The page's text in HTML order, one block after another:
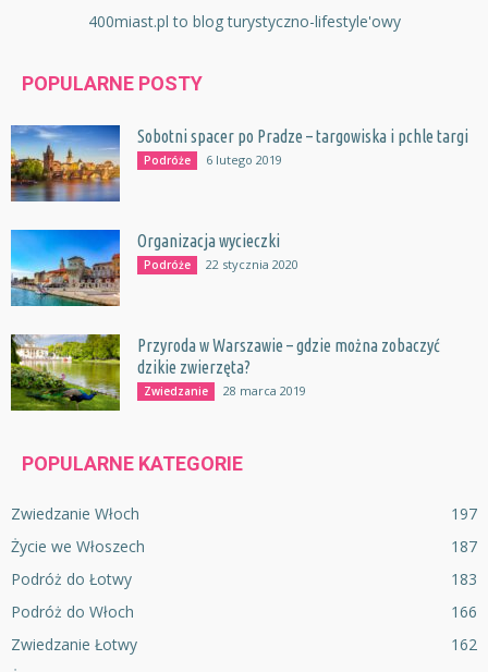
400miast.pl to blog turystyczno-lifestyle'owy
POPULARNE POSTY
Sobotni spacer po Pradze – targowiska i pchle targi
Podróże 6 lutego 2019
Organizacja wycieczki
Podróże 22 stycznia 2020
Przyroda w Warszawie – gdzie można zobaczyć
dzikie zwierzęta?
Zwiedzanie 28 marca 2019
POPULARNE KATEGORIE
Zwiedzanie Włoch
197
Życie we Włoszech
187
Podróż do Łotwy
183
Podróż do Włoch
166
Zwiedzanie Łotwy
162